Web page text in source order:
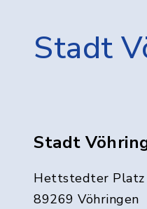
Stadt
Stadt
Hettstedter Platz
89269 Vöhringen